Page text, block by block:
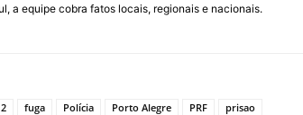
a equipe cobra fatos locais, regionais e nacionais.
fuga Polícia Porto Alegre PRF
prisao